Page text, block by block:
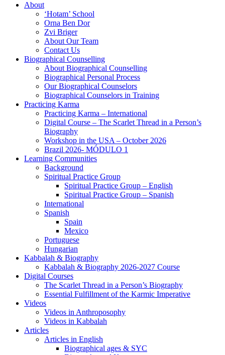
About
‘Hotam’ School
Orna Ben Dor
Zvi Briger
About Our Team
Contact Us
Biographical Counselling
About Biographical Counselling
Biographical Personal Process
Our Biographical Counselors
Biographical Counselors in Training
Practicing Karma
Practicing Karma – International
Digital Course – The Scarlet Thread in a Person’s
Biography
Workshop in the USA – October 2026
Brazil 2026- MÓDULO 1
Learning Communities
Background
Spiritual Practice Group
Spiritual Practice Group – English
Spiritual Practice Group – Spanish
International
Spanish
Spain
Mexico
Portuguese
Hungarian
Kabbalah & Biography
Kabbalah & Biography 2026-2027 Course
Digital Courses
The Scarlet Thread in a Person’s Biography
Essential Fulfillment of the Karmic Imperative
Videos
Videos in Anthroposophy
Videos in Kabbalah
Articles
Articles in English
Biographical ages & SYC